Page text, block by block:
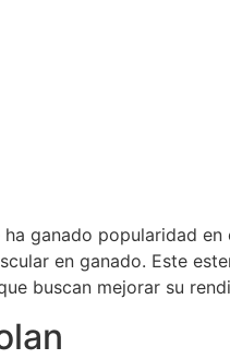
ganado popularidad
en ganado. Este
buscan mejorar su